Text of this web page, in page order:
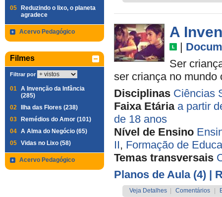
05
Reduzindo o lixo, o planeta
agradece
Acervo Pedagógico
Filmes
Filtrar por
01 A Invenção da Infância
(285)
02
Ilha das Flores (238)
03
Remédios do Amor (101)
04 A Alma do Negócio (65)
05 Vidas no Lixo (58)
Acervo Pedagógico
A
|
Ser
ser criança no mundo
Disciplinas Ciências
Faixa Etária a partir
de 18 anos
Nível de Ensino
II, Formação de
Temas transversais
Planos de Aula (4) |
Veja Detalhes Comentários